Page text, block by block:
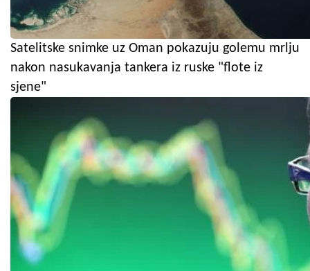
Satelitske snimke uz Oman pokazuju golemu mrlju
nakon nasukavanja tankera iz ruske "flote iz
sjene"